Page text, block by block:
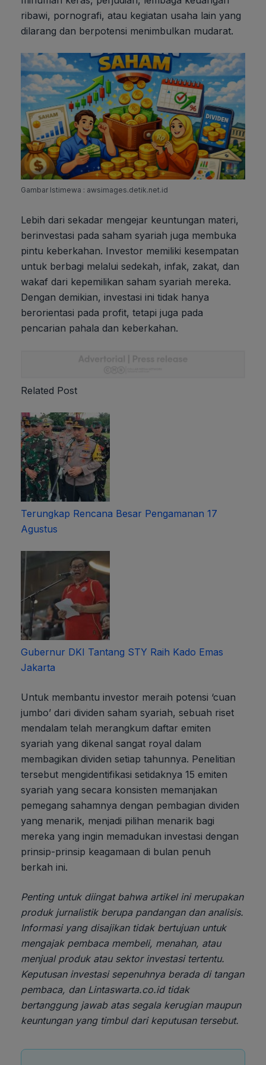
ribawi, pornografi, atau kegiatan usaha lain yang
dilarang dan berpotensi menimbulkan mudarat.
Gambar Istimewa : awsimages.detik.net.id
Lebih dari sekadar mengejar keuntungan materi,
berinvestasi pada saham syariah juga membuka
pintu keberkahan. Investor memiliki kesempatan
untuk berbagi melalui sedekah, infak, zakat, dan
wakaf dari kepemilikan saham syariah mereka.
Dengan demikian, investasi ini tidak hanya
berorientasi pada profit, tetapi juga pada
pencarian pahala dan keberkahan.
Related Post
Terungkap Rencana Besar Pengamanan 17
Agustus
Gubernur DKI Tantang STY Raih Kado Emas
Jakarta
Untuk membantu investor meraih potensi ‘cuan
jumbo’ dari dividen saham syariah, sebuah riset
mendalam telah merangkum daftar emiten
syariah yang dikenal sangat royal dalam
membagikan dividen setiap tahunnya. Penelitian
tersebut mengidentifikasi setidaknya 15 emiten
syariah yang secara konsisten memanjakan
pemegang sahamnya dengan pembagian dividen
yang menarik, menjadi pilihan menarik bagi
mereka yang ingin memadukan investasi dengan
prinsip-prinsip keagamaan di bulan penuh
berkah ini.
Penting untuk diingat bahwa artikel ini merupakan
produk jurnalistik berupa pandangan dan analisis.
Informasi yang disajikan tidak bertujuan untuk
mengajak pembaca membeli, menahan, atau
menjual produk atau sektor investasi tertentu.
Keputusan investasi sepenuhnya berada di tangan
pembaca, dan Lintaswarta.co.id tidak
bertanggung jawab atas segala kerugian maupun
keuntungan yang timbul dari keputusan tersebut.